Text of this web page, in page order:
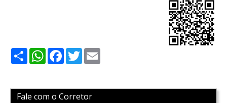
ShareWhatsApp
Facebook
Twitter
Fale com o Corretor